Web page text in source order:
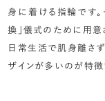
身に着ける指輪です
換」儀式のために用意
日常生活で肌身離さ
ザインが多いのが特徴